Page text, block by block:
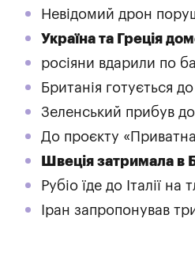
Невідомий дрон
Україна та Греція
росіяни вдарили по
Британія готується
Зеленський прибув
До проєкту
Швеція затримала в
Рубіо їде до Італії
Іран запропонував